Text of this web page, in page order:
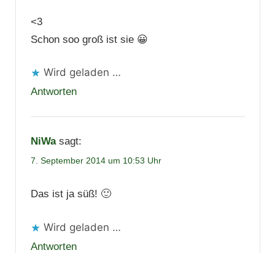
<3
Schon soo groß ist sie 😀
Wird geladen …
Antworten
NiWa sagt:
7. September 2014 um 10:53 Uhr
Das ist ja süß! 🙂
Wird geladen …
Antworten